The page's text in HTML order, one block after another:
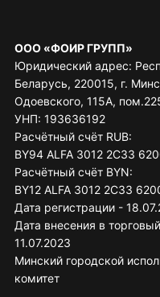
ООО «ФОИР ГРУПП»
Юридический адрес:
Беларусь, 220015, г.
Одоевского, 115А,
УНП: 193636192
Расчётный счёт RUB:
BY94 ALFA 3012 2C33
Расчётный счёт BYN:
BY12 ALFA 3012 2C33
Дата регистрации -
Дата внесения в
11.07.2023
Минский городской
комитет